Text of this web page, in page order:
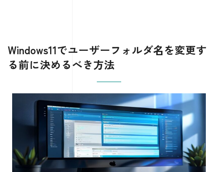
Windows11でユーザーフォルダ名を変更す
る前に決めるべき方法